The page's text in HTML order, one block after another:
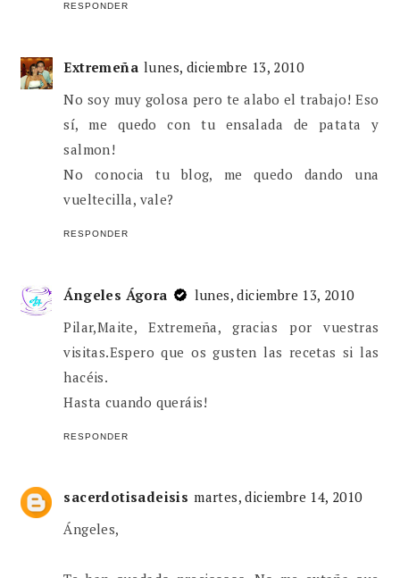
RESPONDER
Extremeña lunes, diciembre 13, 2010
No soy muy golosa pero te alabo el trabajo! Eso
sí, me quedo con tu ensalada de patata y
salmon!
No conocia tu blog, me quedo dando una
vueltecilla, vale?
RESPONDER
Ángeles Ágora
lunes, diciembre 13, 2010
Pilar,Maite, Extremeña, gracias por vuestras
visitas.Espero que os gusten las recetas si las
hacéis.
Hasta cuando queráis!
RESPONDER
sacerdotisadeisis martes, diciembre 14, 2010
Ángeles,